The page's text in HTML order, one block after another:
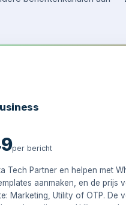
per bericht
Tech Partner en helpen met
aanmaken, en de prijs
Marketing, Utility of OTP. De